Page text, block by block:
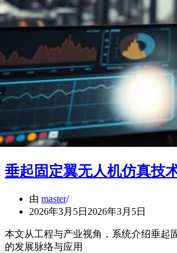
垂起固定翼无人机仿真技
由 master
2026年3月5日 2026年3月5日
本文从工程与产业视角，系统介绍垂起
的发展脉络与应用